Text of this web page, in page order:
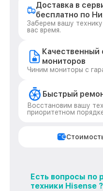
Доставка в
бесплатно по
Заберем вашу
вас время.
Качественный
мониторов
Чиним мониторы с
Быстрый
Восстановим вашу
приоритетном
Есть вопросы по
техники Hisense ?